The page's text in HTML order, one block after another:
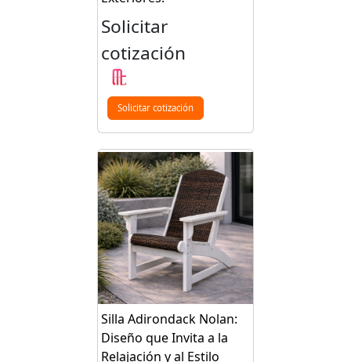
Solicitar
cotización
Solicitar cotización
Silla Adirondack Nolan:
Diseño que Invita a la
Relajación y al Estilo